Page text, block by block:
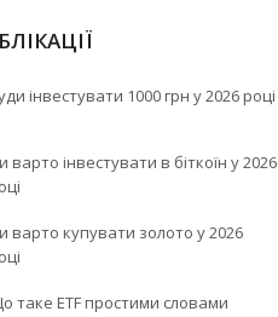
інвестувати 1000 грн у 2026 році
варто інвестувати в біткоїн у 2026
варто купувати золото у 2026
таке ETF простими словами